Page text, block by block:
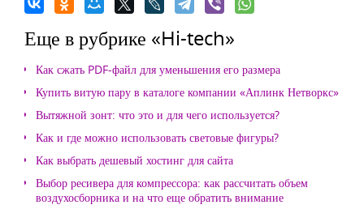
Еще в рубрике «Hi-tech»
Как сжать PDF-файл для уменьшения его размера
Купить витую пару в каталоге компании «Аплинк Нетворкс»
Вытяжной зонт: что это и для чего используется?
Как и где можно использовать световые фигуры?
Как выбрать дешевый хостинг для сайта
Выбор ресивера для компрессора: как рассчитать объем
воздухосборника и на что еще обратить внимание